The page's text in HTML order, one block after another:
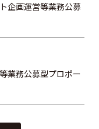
企画運営等業務公募
業務公募型プロポー